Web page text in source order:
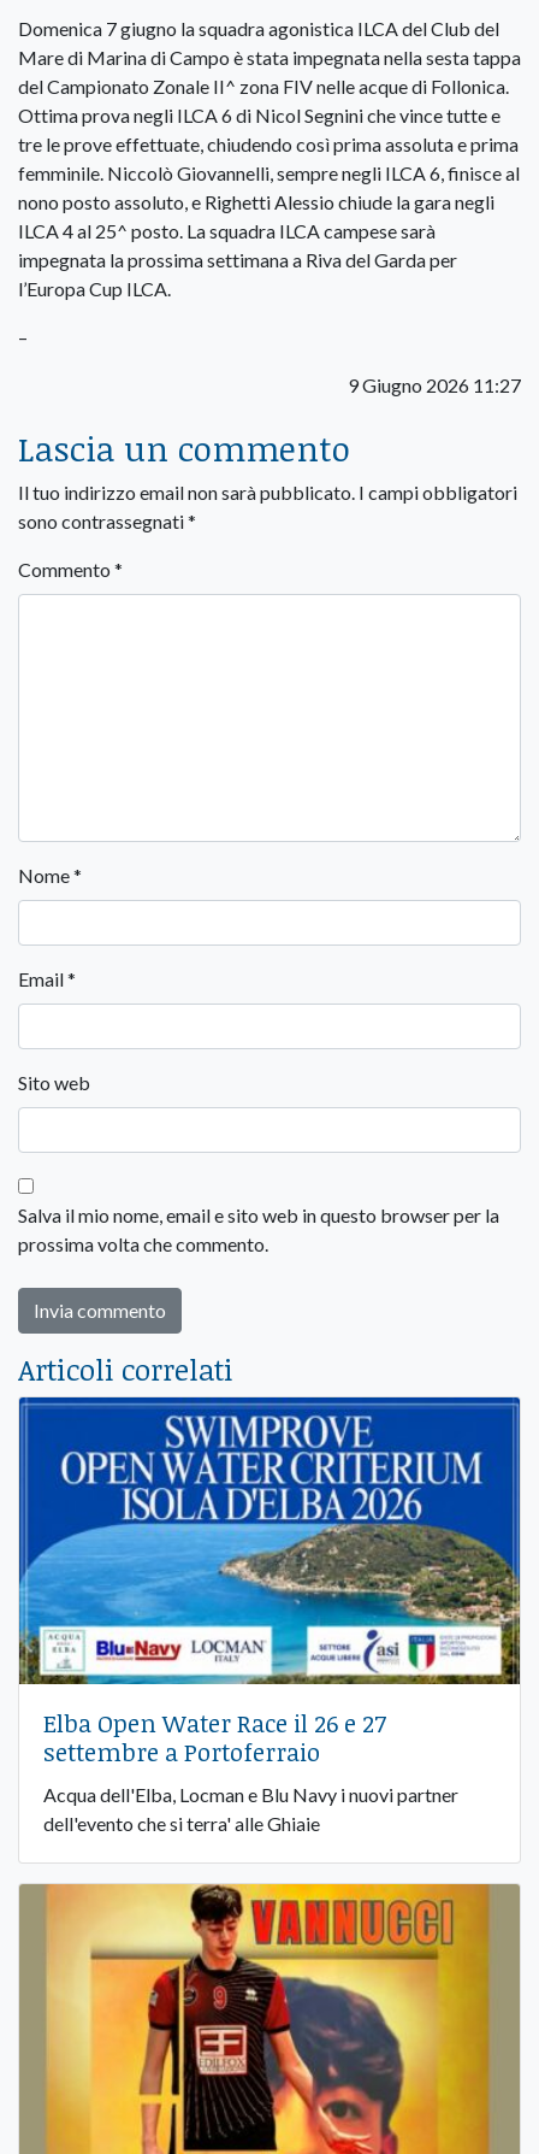
Domenica 7 giugno la squadra agonistica ILCA del Club del
Mare di Marina di Campo è stata impegnata nella sesta tappa
del Campionato Zonale II^ zona FIV nelle acque di Follonica.
Ottima prova negli ILCA 6 di Nicol Segnini che vince tutte e
tre le prove effettuate, chiudendo così prima assoluta e prima
femminile. Niccolò Giovannelli, sempre negli ILCA 6, finisce al
nono posto assoluto, e Righetti Alessio chiude la gara negli
ILCA 4 al 25^ posto. La squadra ILCA campese sarà
impegnata la prossima settimana a Riva del Garda per
l’Europa Cup ILCA.
–
9 Giugno 2026 11:27
Lascia un commento
Il tuo indirizzo email non sarà pubblicato. I campi obbligatori
sono contrassegnati*
Commento *
Nome*
Email*
Sito web
Salva il mio nome, email e sito web in questo browser per la
prossima volta che commento.
Articoli correlati
Elba Open Water Race il 26 e 27
settembre a Portoferraio
Acqua dell'Elba, Locman e Blu Navy i nuovi partner
dell'evento che si terra' alle Ghiaie